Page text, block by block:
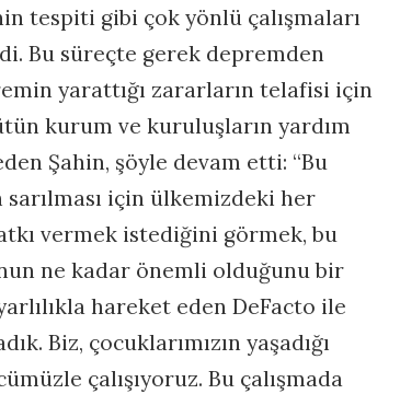
tespiti gibi çok yönlü çalışmaları
Bu süreçte gerek depremden
yarattığı zararların telafisi için
kurum ve kuruluşların yardım
Şahin, şöyle devam etti: “Bu
için ülkemizdeki her
vermek istediğini görmek, bu
ne kadar önemli olduğunu bir
hareket eden DeFacto ile
Biz, çocuklarımızın yaşadığı
çalışıyoruz. Bu çalışmada